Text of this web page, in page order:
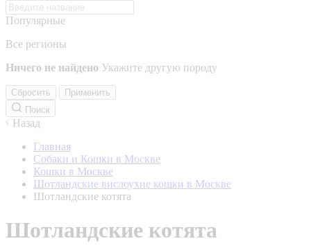
Популярные
Все регионы
Ничего не найдено Укажите другую породу
Сбросить
Применить
Поиск
Назад
Главная
Собаки и Кошки в Москве
Кошки в Москве
Шотландские вислоухие кошки в Москве
Шотландские котята
Шотландские котята